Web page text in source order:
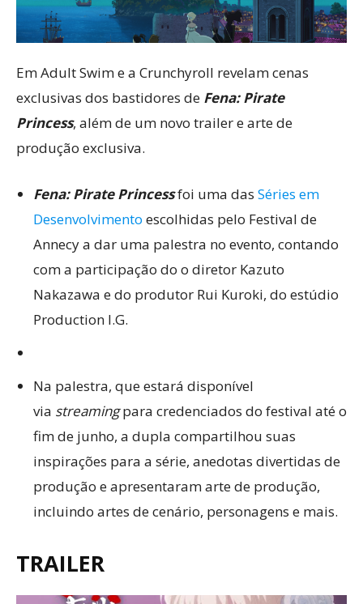
Em Adult Swim e a Crunchyroll revelam cenas
exclusivas dos bastidores de Fena: Pirate
Princess, além de um novo trailer e arte de
produção exclusiva.
Fena: Pirate Princessfoi uma das Séries em
Desenvolvimento escolhidas pelo Festival de
Annecy a dar uma palestra no evento, contando
com a participação do o diretor Kazuto
Nakazawa e do produtor Rui Kuroki, do estúdio
Production I.G.
Na palestra, que estará disponível
via streamingpara credenciados do festival até o
fim de junho, a dupla compartilhou suas
inspirações para a série, anedotas divertidas de
produção e apresentaram arte de produção,
incluindo artes de cenário, personagens e mais.
TRAILER